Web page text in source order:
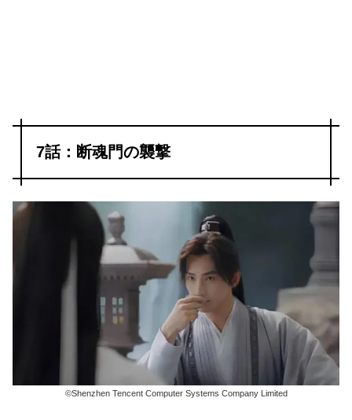
7話：断魂門の襲撃
©Shenzhen Tencent Computer Systems Company Limited